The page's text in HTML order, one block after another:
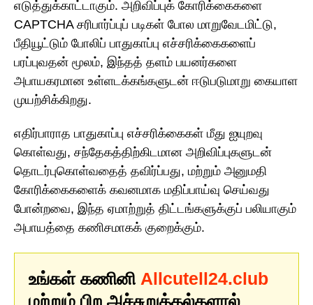
எடுத்துக்காட்டாகும். அறிவிப்புக் கோரிக்கைகளை
CAPTCHA சரிபார்ப்புப் படிகள் போல மாறுவேடமிட்டு,
பீதியூட்டும் போலிப் பாதுகாப்பு எச்சரிக்கைகளைப்
பரப்புவதன் மூலம், இந்தத் தளம் பயனர்களை
அபாயகரமான உள்ளடக்கங்களுடன் ஈடுபடுமாறு கையாள
முயற்சிக்கிறது.
எதிர்பாராத பாதுகாப்பு எச்சரிக்கைகள் மீது ஐயுறவு
கொள்வது, சந்தேகத்திற்கிடமான அறிவிப்புகளுடன்
தொடர்புகொள்வதைத் தவிர்ப்பது, மற்றும் அனுமதி
கோரிக்கைகளைக் கவனமாக மதிப்பாய்வு செய்வது
போன்றவை, இந்த ஏமாற்றுத் திட்டங்களுக்குப் பலியாகும்
அபாயத்தை கணிசமாகக் குறைக்கும்.
உங்கள் கணினி Allcutell24.club
மற்றும் பிற அச்சுறுத்தல்களால்